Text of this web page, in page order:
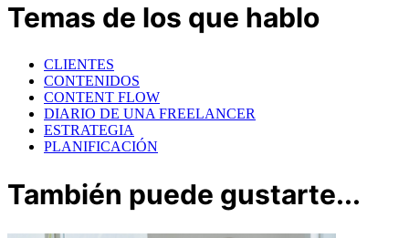
Temas de los que hablo
CLIENTES
CONTENIDOS
CONTENT FLOW
DIARIO DE UNA FREELANCER
ESTRATEGIA
PLANIFICACIÓN
También puede gustarte...